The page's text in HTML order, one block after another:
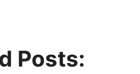
Posts: